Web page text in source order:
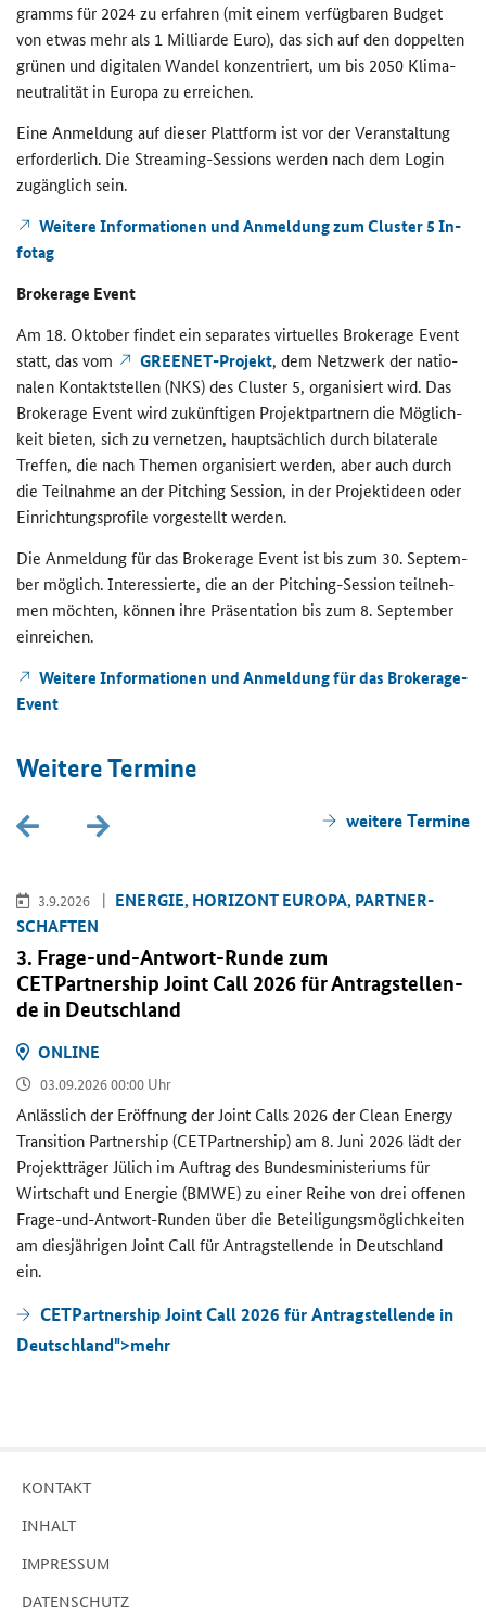
gramms für 2024 zu er­fah­ren (mit einem ver­füg­ba­ren Bud­get
von etwas mehr als 1 Mil­li­ar­de Euro), das sich auf den dop­pel­ten
grü­nen und di­gi­ta­len Wan­del kon­zen­triert, um bis 2050 Kli­ma­
neu­tra­li­tät in Eu­ro­pa zu er­rei­chen.
Eine An­mel­dung auf die­ser Platt­form ist vor der Ver­an­stal­tung
er­for­der­lich. Die Streaming-Sessionswer­den nach dem Login
zu­gäng­lich sein.
Wei­te­re In­for­ma­tio­nen und An­mel­dung zumCluster5 In­
fo­tag
Brokerage Event
Am 18. Ok­to­ber fin­det ein se­pa­ra­tes vir­tu­el­les Brokerage Event
statt, das vom
GREENET-​Projekt, dem Netz­werk der na­tio­
na­len Kon­takt­stel­len (NKS) des Cluster 5, or­ga­ni­siert wird. Das
Brokerage Eventwird zu­künf­ti­gen Pro­jekt­part­nern die Mög­lich­
keit bie­ten, sich zu ver­net­zen, haupt­säch­lich durch bi­la­te­ra­le
Tref­fen, die nach The­men or­ga­ni­siert wer­den, aber auch durch
die Teil­nah­me an der Pitching Session, in der Pro­jekt­ideen oder
Ein­rich­tungs­pro­fi­le vor­ge­stellt wer­den.
Die An­mel­dung für das Brokerage Event ist bis zum 30. Sep­tem­
ber mög­lich. In­ter­es­sier­te, die an der Pitching-Sessionteil­neh­
men möch­ten, kön­nen ihre Prä­sen­ta­ti­on bis zum 8. Sep­tem­ber
ein­rei­chen.
Wei­te­re In­for­ma­tio­nen und An­mel­dung für das Brokerage-
Event
Wei­te­re Ter­mi­ne
wei­te­re Ter­mi­ne
3.9.2026
EN­ER­GIE, HO­RI­ZONT EU­RO­PA, PART­NER­
SCHAF­TEN
3. Frage-​und-Antwort-Runde zum
CETPartnership Joint Call 2026 für An­trag­stel­len­
de in Deutsch­land
ON­LINE
03.09.2026 00:00 Uhr
An­läss­lich der Er­öff­nung derJoint Calls 2026 der Clean Energy
Transition Partnership (CETPartnership)am 8. Juni 2026 lädt der
Pro­jekt­trä­ger Jü­lich im Auf­trag des Bun­des­mi­nis­te­ri­ums für
Wirt­schaft und En­er­gie (BMWE) zu einer Reihe von drei of­fe­nen
Frage-​und-Antwort-Runden über die Be­tei­li­gungs­mög­lich­kei­ten
am dies­jäh­ri­genJoint Callfür An­trag­stel­len­de in Deutsch­land
ein.
CETPartnership Joint Call 2026 für Antragstellende in
Deutschland">mehr
KON­TAKT
IN­HALT
IM­PRES­SUM
DA­TEN­SCHUTZ